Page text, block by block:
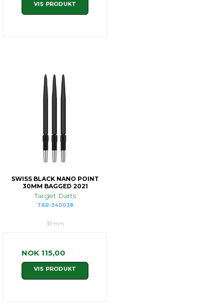
VIS PRODUKT
SWISS BLACK NANO POINT
30MM BAGGED 2021
Target Darts
TAR-340038
30 mm
NOK 115,00
VIS PRODUKT